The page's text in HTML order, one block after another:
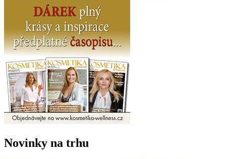
Novinky na trhu